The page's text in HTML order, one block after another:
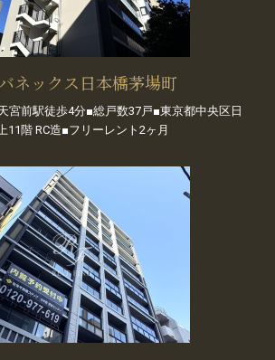
ネックス日本橋茅場町
宮前駅徒歩4分■総戸数37戸■東京都中央区日
11階 RC造■フリーレント2ヶ月